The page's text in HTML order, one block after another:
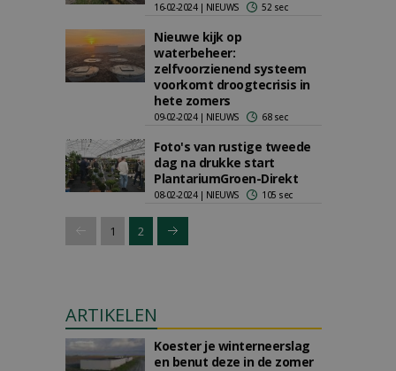
16-02-2024 | NIEUWS 52 sec
Nieuwe kijk op
waterbeheer:
zelfvoorzienend systeem
voorkomt droogtecrisis in
hete zomers
09-02-2024 | NIEUWS 68 sec
Foto's van rustige tweede
dag na drukke start
PlantariumGroen-Direkt
08-02-2024 | NIEUWS 105 sec
1 2
ARTIKELEN
Koester je winterneerslag
en benut deze in de zomer